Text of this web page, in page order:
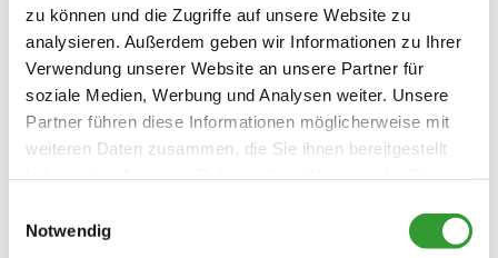
zu können und die Zugriffe auf unsere Website zu
analysieren. Außerdem geben wir Informationen zu Ihrer
Verwendung unserer Website an unsere Partner für
soziale Medien, Werbung und Analysen weiter. Unsere
Partner führen diese Informationen möglicherweise mit
weiteren Daten zusammen, die Sie ihnen bereitgestellt
Notwendig